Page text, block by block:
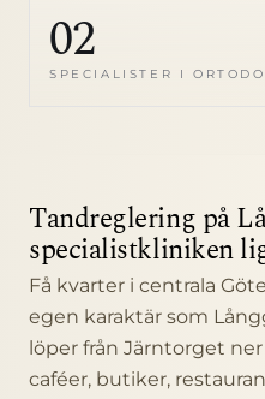
02
SPECIALISTER I
Tandreglering på
specialistkliniken
Få kvarter i centrala
egen karaktär som
löper från Järntorget
caféer, butiker,